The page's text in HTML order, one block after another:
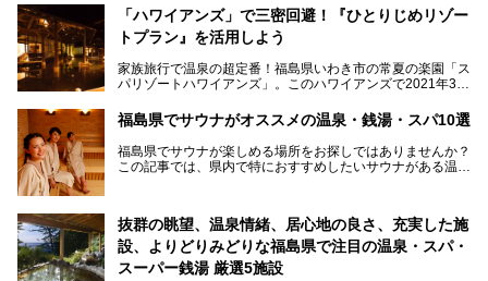
───
提供元：オリックス・ホテルマネジメント株式会社【PR】
この記事は会津東山温泉 御宿東鳳のPR記事です。
る「中通り」、磐梯山や猪苗代湖、五色沼、尾瀬湿原などが
ある「会津地方」まで、変化に富んだ自然を楽しめるのが魅
力です。
も良好で、首都圏からの週末旅行先としても人気の福島県。
そんな福島県でチェックしておきたい、評判のスーパー銭湯
「ハワイアンズ」で三密回避！『ひとりじめリゾー
トプラン』を活用しよう
家族旅行で温泉の超定番！福島県いわき市の常夏の楽園「ス
パリゾートハワイアンズ」。このハワイアンズで2021年3月
く温泉編」をスタートしました。
子供と一緒に安心して温泉に行きたい、そんな方にお役立ち
のこのプランをはじめとして、ハワイアンズの「ひとりじめ
リゾートプラン」の魅力をご紹介します。
福島県でサウナがオススメの温泉・銭湯・スパ10選
福島県でサウナが楽しめる場所をお探しではありませんか？
この記事では、県内で特におすすめしたいサウナがある温泉
「最近疲れが溜まってる。リフレッシュできる場所ないか
な？」
そんな方は、ぜひサウナに足を運んでみてくださいね。
抜群の眺望、温泉情緒、居心地の良さ、充実した施
設、よりどりみどりな福島県で注目の温泉・スパ・
スーパー銭湯 厳選5施設